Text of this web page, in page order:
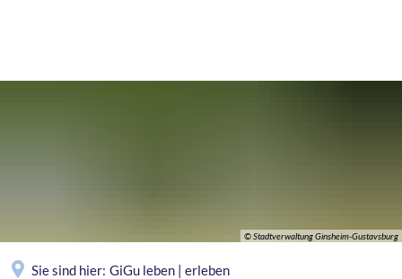
© Stadtverwaltung Ginsheim-Gustavsburg
Sie sind hier: GiGu leben | erleben